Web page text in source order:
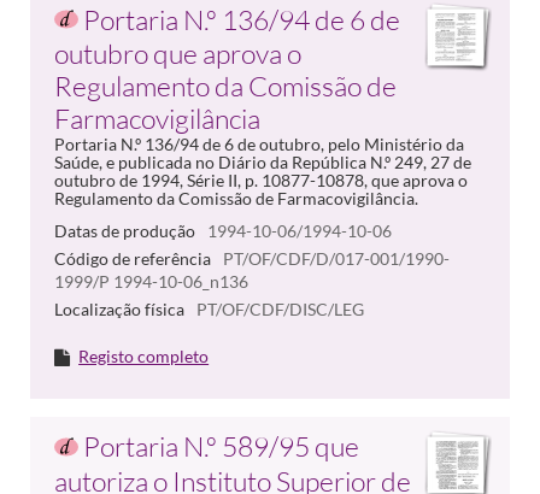
Portaria N.º 136/94 de 6 de
outubro que aprova o
Regulamento da Comissão de
Farmacovigilância
Portaria N.º 136/94 de 6 de outubro, pelo Ministério da
Saúde, e publicada no Diário da República N.º 249, 27 de
outubro de 1994, Série II, p. 10877-10878, que aprova o
Regulamento da Comissão de Farmacovigilância.
Datas de produção
1994-10-06/1994-10-06
Código de referência
PT/OF/CDF/D/017-001/1990-
1999/P 1994-10-06_n136
Localização física
PT/OF/CDF/DISC/LEG
Registo completo
Portaria N.º 589/95 que
autoriza o Instituto Superior de